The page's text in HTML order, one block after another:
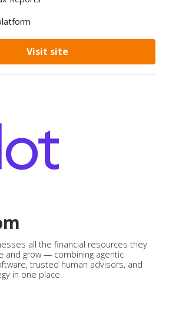
Visit site
all the financial resources they
and grow — combining agentic
trusted human advisors, and
in one place.